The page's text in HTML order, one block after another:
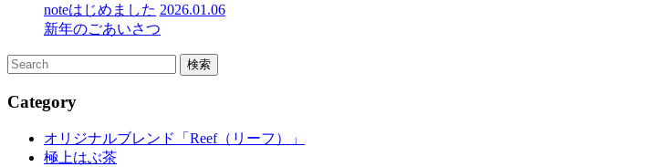
noteはじめました 2026.01.06
新年のごあいさつ
Category
オリジナルブレンド「Reef（リーフ）」
極上はぶ茶